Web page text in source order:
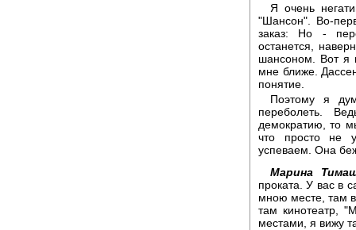
Я очень
"Шансон". Во-
заказ: Но -
останется,
шансоном. Вот я
мне ближе.
понятие.
Поэтому я
переболеть.
демократию, то
что просто не
успеваем. Она
Марина
проката. У вас в
мною месте, там
там кинотеатр,
местами, я вижу